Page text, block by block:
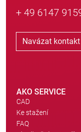
+ 49 6147
Navázat kontakt
AKO SERVICE
CAD
Ke stažení
FAQ